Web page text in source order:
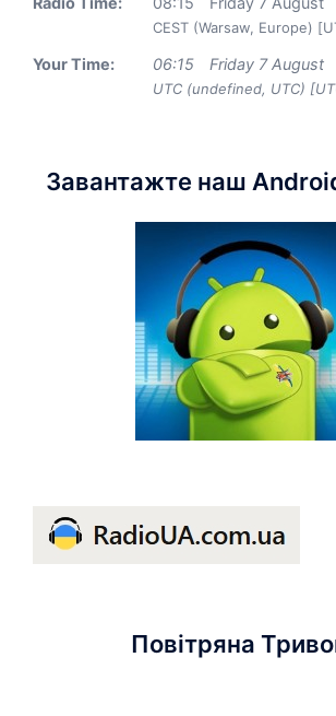
CEST (Warsaw, Europe)
Your Time: 06:15 Friday 7 August
UTC (undefined, UTC)
Завантажте наш
Повітряна